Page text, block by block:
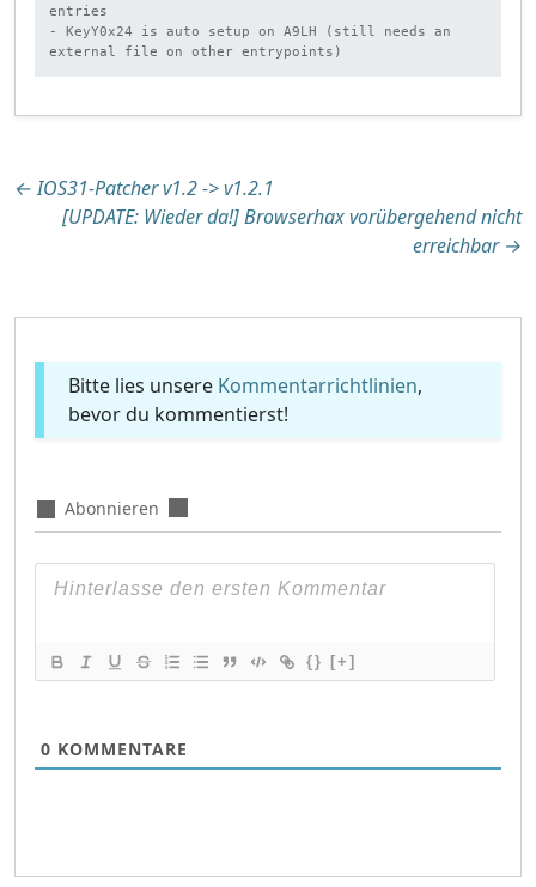
entries
- KeyY0x24 is auto setup on A9LH (still needs an
external file on other entrypoints)
Beitragsnavigation
← IOS31-Patcher v1.2 -> v1.2.1
[UPDATE: Wieder da!] Browserhax vorübergehend nicht
erreichbar →
Bitte lies unsere Kommentarrichtlinien,
bevor du kommentierst!
Abonnieren
{} [+]
0 KOMMENTARE